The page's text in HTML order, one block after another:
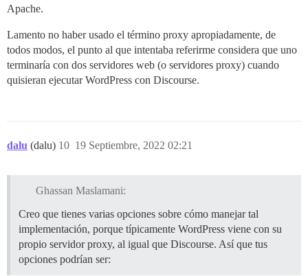
Apache.
Lamento no haber usado el término proxy apropiadamente, de
todos modos, el punto al que intentaba referirme considera que uno
terminaría con dos servidores web (o servidores proxy) cuando
quisieran ejecutar WordPress con Discourse.
dalu (dalu) 19 Septiembre, 2022 02:21
10
Ghassan Maslamani:
Creo que tienes varias opciones sobre cómo manejar tal
implementación, porque típicamente WordPress viene con su
propio servidor proxy, al igual que Discourse. Así que tus
opciones podrían ser: